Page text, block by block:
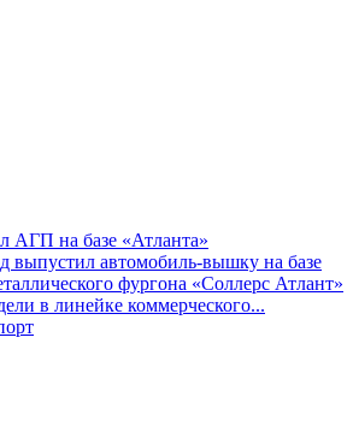
АГП на базе «Атланта»
выпустил автомобиль-вышку на базе
фургона «Соллерс Атлант»
в линейке коммерческого...